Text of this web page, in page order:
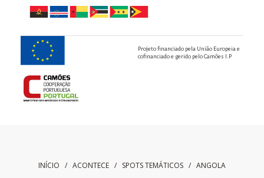
Projeto financiado pela União Europeia e
cofinanciado e gerido pelo Camões I.P
INÍCIO / ACONTECE / SPOTS TEMÁTICOS / ANGOLA